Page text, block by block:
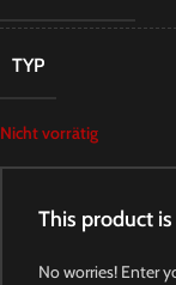
TYP
Nicht vorrätig
This product
No worries! Enter